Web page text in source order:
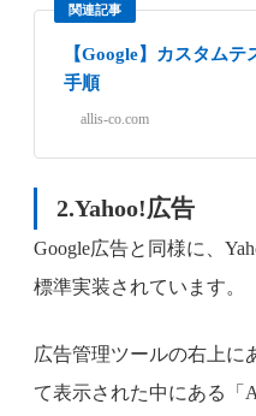
関連記事
【Google】カスタム
手順
allis-co.com
2.Yahoo!広告
Google広告と同様に、
標準実装されています。
広告管理ツールの右上に
て表示された中にある「